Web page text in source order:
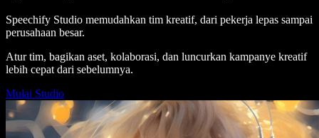
Speechify Studio memudahkan tim kreatif, dari pekerja lepas sampai
perusahaan besar.
Atur tim, bagikan aset, kolaborasi, dan luncurkan kampanye kreatif
lebih cepat dari sebelumnya.
Mulai Studio